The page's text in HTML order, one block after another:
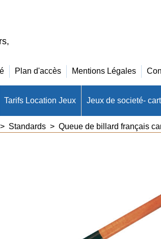
Plan d'accès Mentions Légales
Tarifs Location Jeux Jeux de societé-
> Standards > Queue de billard français